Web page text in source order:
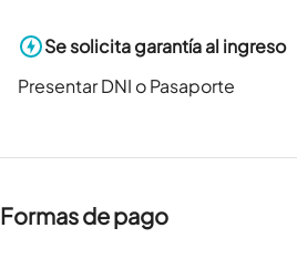
Se solicita garantía al ingreso
Presentar DNI o Pasaporte
Formas de pago